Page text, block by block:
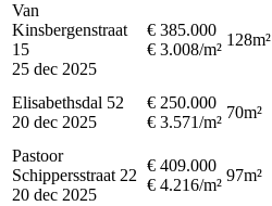
Van
Kinsbergenstraat
15
25 dec 2025
€ 385.000
€ 3.008/m²
128m²
Elisabethsdal 52
20 dec 2025
€ 250.000
€ 3.571/m²
70m²
Pastoor
Schippersstraat 22
20 dec 2025
€ 409.000
€ 4.216/m²
97m²